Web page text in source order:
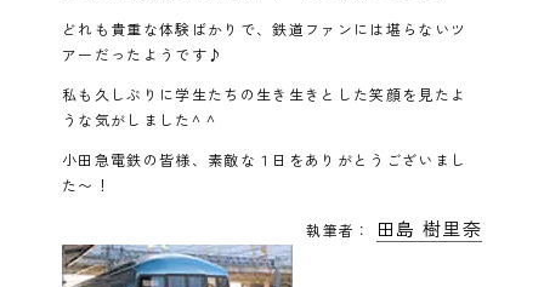
どれも貴重な体験ばかりで、鉄道ファンには堪らないツ
アーだったようです♪
私も久しぶりに学生たちの生き生きとした笑顔を見たよ
うな気がしました^ ^
小田急電鉄の皆様、素敵な１日をありがとうございまし
た〜！
執筆者： 田島 樹里奈